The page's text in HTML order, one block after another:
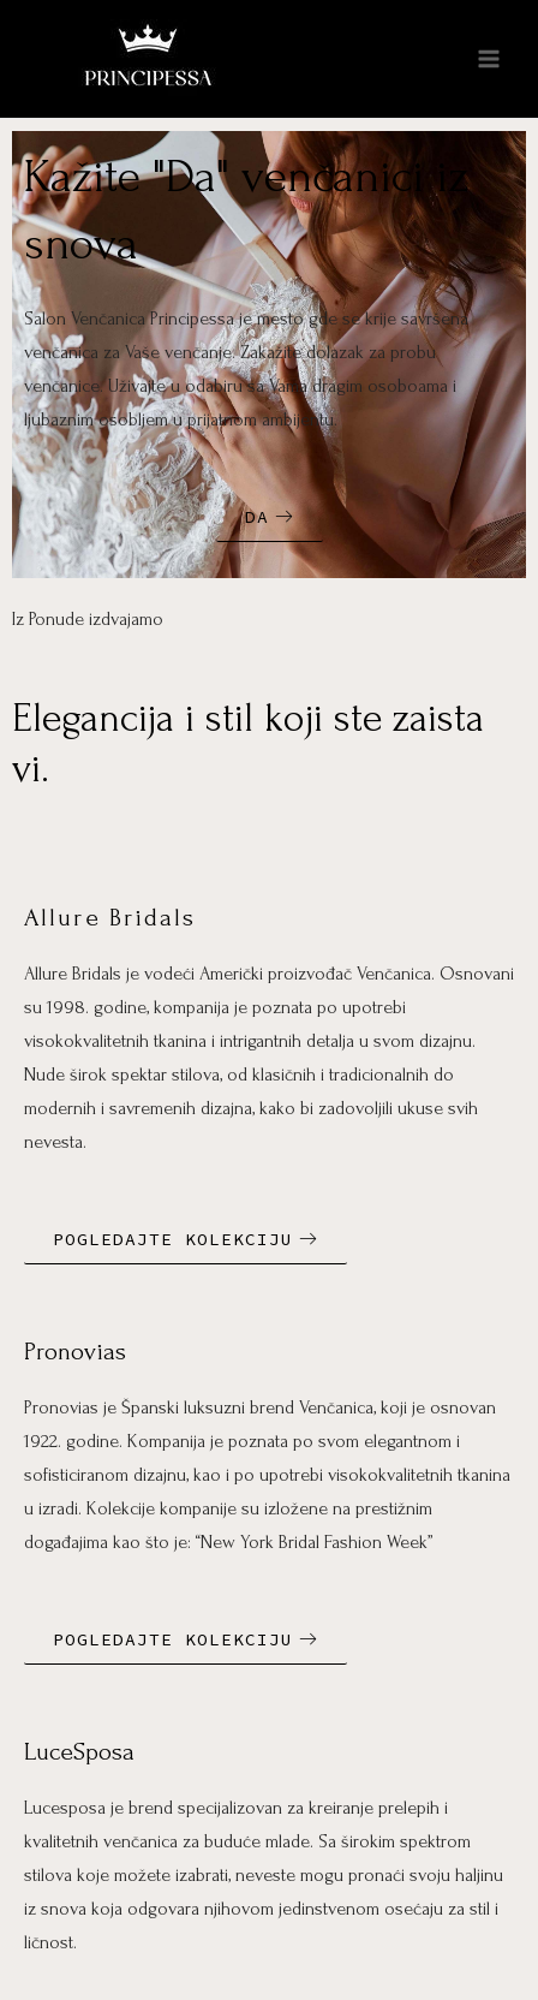
Kažite "Da" venčanici iz
snova
Salon Venčanica Principessa je mesto gde se krije savršena
venčanica za Vaše venčanje. Zakažite dolazak za probu
venčanice. Uživajte u odabiru sa Vama dragim osoboama i
ljubaznim osobljem u prijatnom ambijentu.
DA
Iz Ponude izdvajamo
Elegancija i stil koji ste zaista
vi.
Allure Bridals
Allure Bridals je vodeći Američki proizvođač Venčanica. Osnovani
su 1998. godine, kompanija je poznata po upotrebi
visokokvalitetnih tkanina i intrigantnih detalja u svom dizajnu.
Nude širok spektar stilova, od klasičnih i tradicionalnih do
modernih i savremenih dizajna, kako bi zadovoljili ukuse svih
nevesta.
POGLEDAJTE KOLEKCIJU
Pronovias
Pronovias je Španski luksuzni brend Venčanica, koji je osnovan
1922. godine. Kompanija je poznata po svom elegantnom i
sofisticiranom dizajnu, kao i po upotrebi visokokvalitetnih tkanina
u izradi. Kolekcije kompanije su izložene na prestižnim
događajima kao što je: “New York Bridal Fashion Week”
POGLEDAJTE KOLEKCIJU
LuceSposa
Lucesposa je brend specijalizovan za kreiranje prelepih i
kvalitetnih venčanica za buduće mlade. Sa širokim spektrom
stilova koje možete izabrati, neveste mogu pronaći svoju haljinu
iz snova koja odgovara njihovom jedinstvenom osećaju za stil i
ličnost.